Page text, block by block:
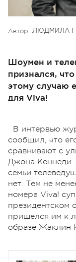
Автор: ЛЮДМИЛА
Шоумен и
признался,
этому случаю
для Viva!
В интервью
сообщил, что
сравнивают с
Джона Кеннеди.
семьи
нет. Тем не
номера Viva!
президентском
пришелся им к
образе Жаклин